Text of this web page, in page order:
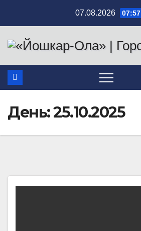
содержимому
07.08.2026 07:57
День:25.10.2025